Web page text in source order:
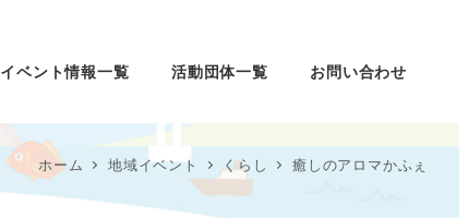
イベント情報一覧 活動団体一覧 お問い合わせ
ホーム 地域イベント くらし 癒しのアロマかふぇ